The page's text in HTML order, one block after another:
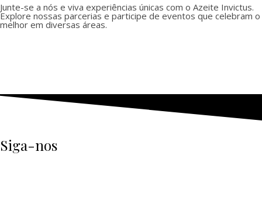
Junte-se a nós e viva experiências únicas com o Azeite Invictus.
Explore nossas parcerias e participe de eventos que celebram o
melhor em diversas áreas.
Siga-nos